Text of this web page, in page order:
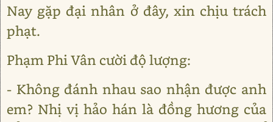
Nay gặp đại nhân ở đây, xin chịu trách
phạt.
Phạm Phi Vân cười độ lượng:
- Không đánh nhau sao nhận được anh
em? Nhị vị hảo hán là đồng hương của